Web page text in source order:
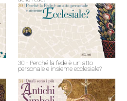
30 - Perché la fede è un atto
personale e insieme ecclesiale?